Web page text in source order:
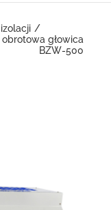
głowica
BZW-500